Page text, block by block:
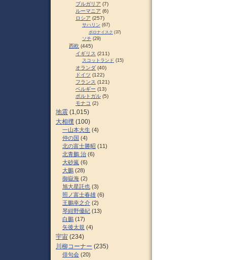
ブルガリア (7)
ルーマニア (6)
ロシア (257)
サハリン (67)
ポロナイスク (37)
ソチ (29)
西欧 (445)
イギリス (211)
スコットランド (15)
オランダ (40)
ドイツ (122)
フランス (121)
ベルギー (13)
ポルトガル (5)
モナコ (2)
地震 (1,015)
大相撲 (100)
一山本大生 (4)
仲の国 (4)
北の富士勝昭 (11)
北青鵬 治 (6)
大砂嵐 (6)
大鵬 (28)
御嶽海 (2)
旭大星託也 (3)
照ノ富士春雄 (6)
王鵬幸之介 (2)
琴紺野優紀 (13)
白鵬 (17)
矢後太規 (4)
宇宙 (234)
川柳コーナー (235)
俳句会 (20)